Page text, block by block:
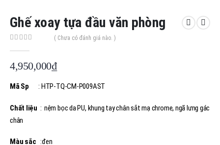
Ghế xoay tựa đầu văn phòng
( Chưa có đánh giá nào. )
4,950,000₫
Mã Sp : HTP-TQ-CM-P009AST
Chất liệu : nệm bọc da PU, khung tay chân sắt mạ chrome, ngã lưng gác
chân
Màu sắc :đen